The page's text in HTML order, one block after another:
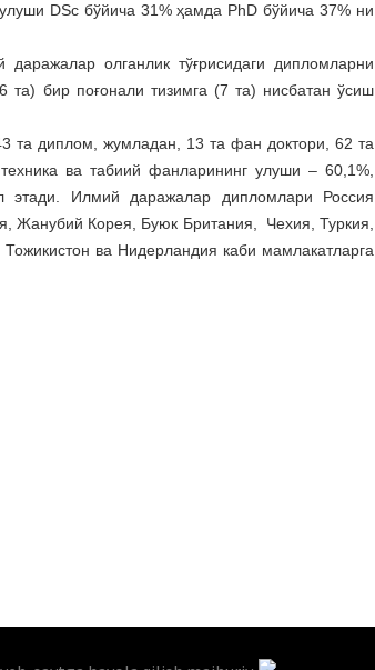
DSc бўйича 31% ҳамда PhD бўйича 37% ни
олганлик тўғрисидаги дипломларни
та) бир поғонали тизимга (7 та) нисбатан ўсиш
та диплом, жумладан, 13 та фан доктори, 62 та
ва табиий фанларининг улуши – 60,1%,
Илмий даражалар дипломлари Россия
Жанубий Корея, Буюк Британия, Чехия, Туркия,
ва Нидерландия каби мамлакатларга